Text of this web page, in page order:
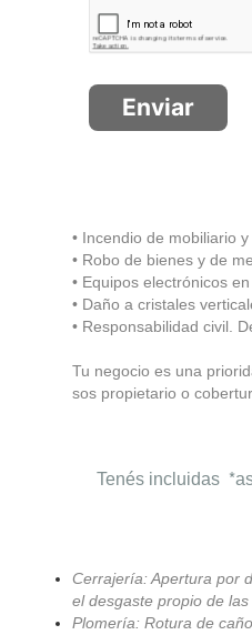
• Incendio de mobiliario
• Robo de bienes y de
• Equipos electrónicos
• Daño a cristales
• Responsabilidad civil.
Tu negocio es una
sos propietario o
Tenés incluidas *
Cerrajería: Apertura por
el desgaste propio de
Plomería: Rotura de